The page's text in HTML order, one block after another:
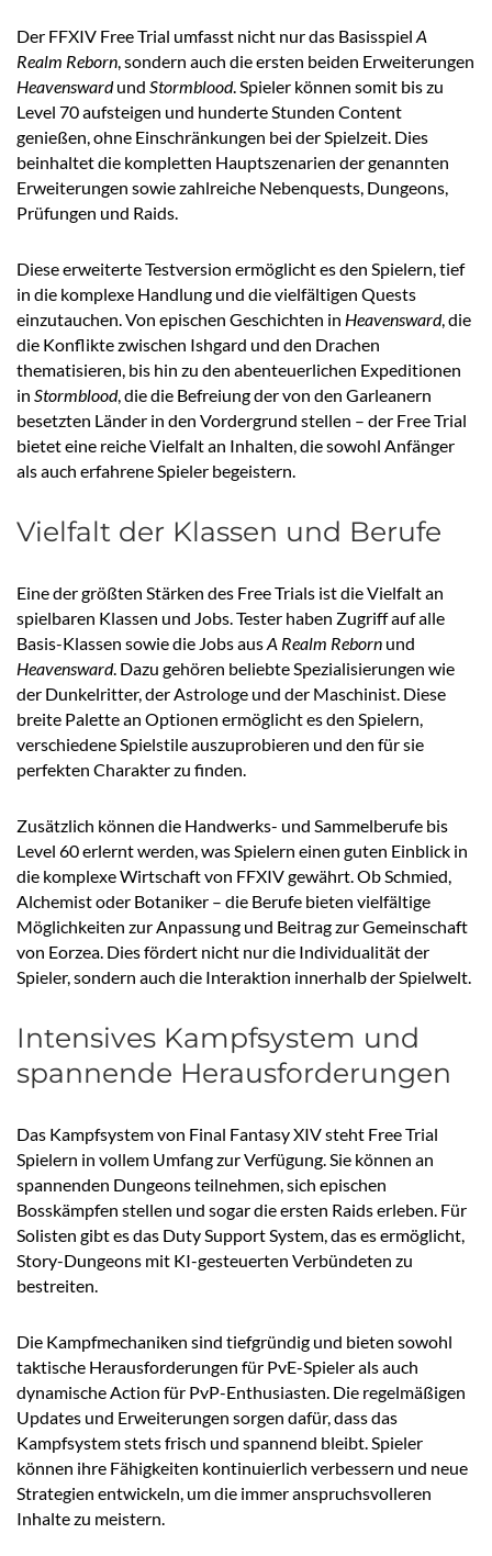
Der FFXIV Free Trial umfasst nicht nur das Basisspiel A
Realm Reborn, sondern auch die ersten beiden Erweiterungen
Heavenswardund Stormblood. Spieler können somit bis zu
Level 70 aufsteigen und hunderte Stunden Content
genießen, ohne Einschränkungen bei der Spielzeit. Dies
beinhaltet die kompletten Hauptszenarien der genannten
Erweiterungen sowie zahlreiche Nebenquests, Dungeons,
Prüfungen und Raids.
Diese erweiterte Testversion ermöglicht es den Spielern, tief
in die komplexe Handlung und die vielfältigen Quests
einzutauchen. Von epischen Geschichten in Heavensward, die
die Konflikte zwischen Ishgard und den Drachen
thematisieren, bis hin zu den abenteuerlichen Expeditionen
in Stormblood, die die Befreiung der von den Garleanern
besetzten Länder in den Vordergrund stellen – der Free Trial
bietet eine reiche Vielfalt an Inhalten, die sowohl Anfänger
als auch erfahrene Spieler begeistern.
Vielfalt der Klassen und Berufe
Eine der größten Stärken des Free Trials ist die Vielfalt an
spielbaren Klassen und Jobs. Tester haben Zugriff auf alle
Basis-Klassen sowie die Jobs ausA Realm Reborn und
Heavensward. Dazu gehören beliebte Spezialisierungen wie
der Dunkelritter, der Astrologe und der Maschinist. Diese
breite Palette an Optionen ermöglicht es den Spielern,
verschiedene Spielstile auszuprobieren und den für sie
perfekten Charakter zu finden.
Zusätzlich können die Handwerks- und Sammelberufe bis
Level 60 erlernt werden, was Spielern einen guten Einblick in
die komplexe Wirtschaft von FFXIV gewährt. Ob Schmied,
Alchemist oder Botaniker – die Berufe bieten vielfältige
Möglichkeiten zur Anpassung und Beitrag zur Gemeinschaft
von Eorzea. Dies fördert nicht nur die Individualität der
Spieler, sondern auch die Interaktion innerhalb der Spielwelt.
Intensives Kampfsystem und
spannende Herausforderungen
Das Kampfsystem von Final Fantasy XIV steht Free Trial
Spielern in vollem Umfang zur Verfügung. Sie können an
spannenden Dungeons teilnehmen, sich epischen
Bosskämpfen stellen und sogar die ersten Raids erleben. Für
Solisten gibt es das Duty Support System, das es ermöglicht,
Story-Dungeons mit KI-gesteuerten Verbündeten zu
bestreiten.
Die Kampfmechaniken sind tiefgründig und bieten sowohl
taktische Herausforderungen für PvE-Spieler als auch
dynamische Action für PvP-Enthusiasten. Die regelmäßigen
Updates und Erweiterungen sorgen dafür, dass das
Kampfsystem stets frisch und spannend bleibt. Spieler
können ihre Fähigkeiten kontinuierlich verbessern und neue
Strategien entwickeln, um die immer anspruchsvolleren
Inhalte zu meistern.